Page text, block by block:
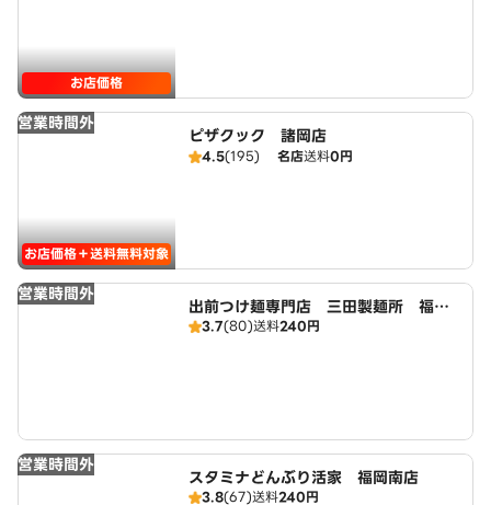
お店価格
営業時間外
お店価格＋送料無料対象
ピザクック 諸岡店
4.5(195) 名店送料0円
営業時間外
出前つけ麺専門店 三田製麺所 福岡
南店
3.7(80)送料240円
営業時間外
スタミナどんぶり活家 福岡南店
3.8(67)送料240円